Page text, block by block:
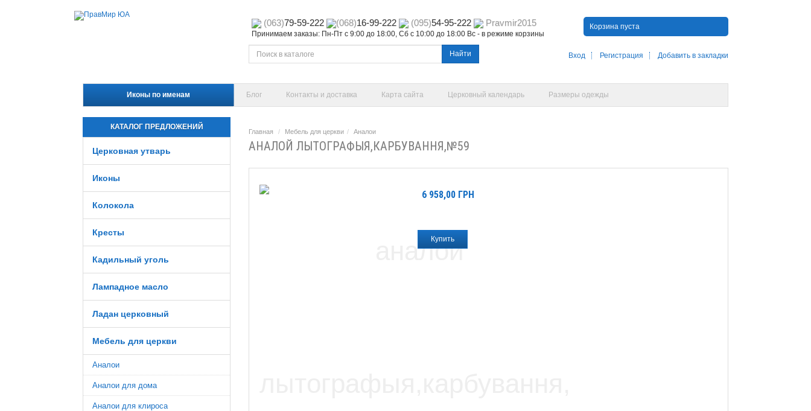
(063)79-59-222 (068)16-99-222 (095)54-95-222 Pravmir2015
Принимаем заказы: Пн-Пт с 9:00 до 18:00, Сб с 10:00 до 18:00 Вс - в режиме корзины
Корзина пуста
Найти Вход Регистрация Добавить в закладки
Иконы по именам Блог Контакты и доставка Карта сайта Церковный календарь Размеры одежды
КАТАЛОГ ПРЕДЛОЖЕНИЙ
Церковная утварь
Иконы
Колокола
Кресты
Кадильный уголь
Лампадное масло
Ладан церковный
Мебель для церкви
Аналои
Аналои для дома
Аналои для клироса
Главная Мебель для церкви Аналои
АНАЛОЙ ЛЫТОГРАФЫЯ,КАРБУВАННЯ,№59
6 958,00 ГРН